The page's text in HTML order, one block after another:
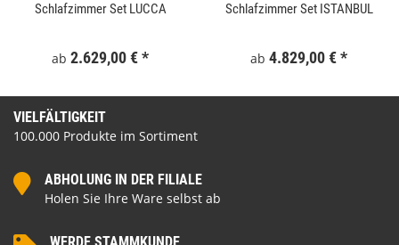
Schlafzimmer Set LUCCA
ab 2.629,00 €*
Schlafzimmer Set ISTANBUL
ab 4.829,00 €*
VIELFÄLTIGKEIT
100.000 Produkte im Sortiment
ABHOLUNG IN DER FILIALE
Holen Sie Ihre Ware selbst ab